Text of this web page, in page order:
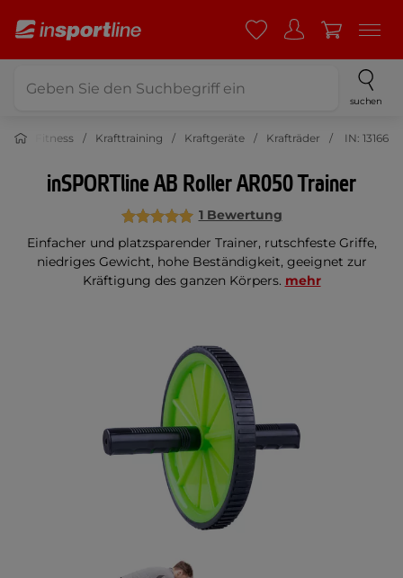
suchen
Fitness Krafttraining Kraftgeräte Krafträder IN: 13166
inSPORTline AB Roller AR050 Trainer
1 Bewertung
Einfacher und platzsparender Trainer, rutschfeste Griffe,
niedriges Gewicht, hohe Beständigkeit, geeignet zur
Kräftigung des ganzen Körpers. mehr